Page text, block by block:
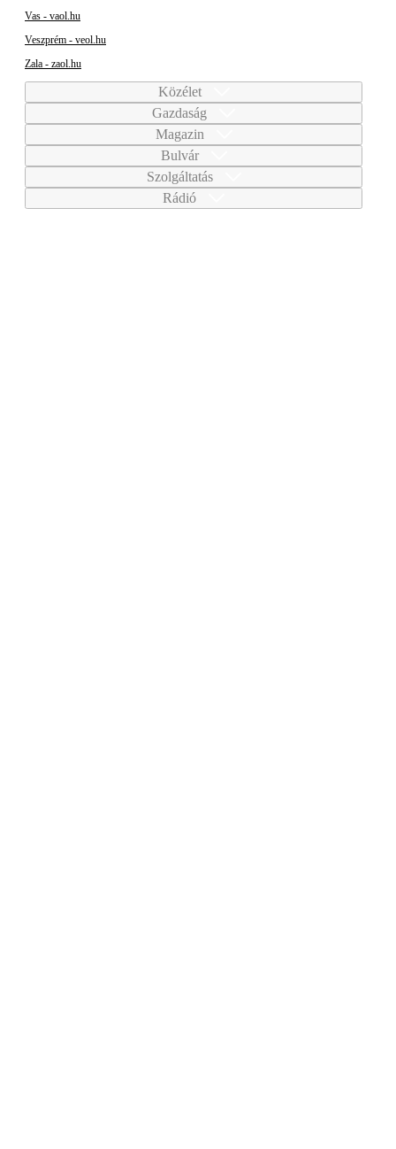
Vas - vaol.hu
Veszprém - veol.hu
Zala - zaol.hu
Közélet
Gazdaság
Magazin
Bulvár
Szolgáltatás
Rádió